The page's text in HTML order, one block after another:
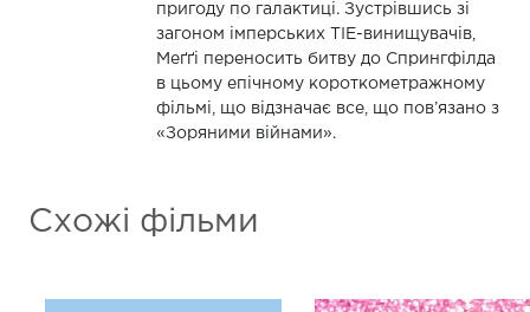
пригоду по галактиці. Зустрівшись зі
загоном імперських TIE-винищувачів,
Меґґі переносить битву до Спрингфілда
в цьому епічному короткометражному
фільмі, що відзначає все, що пов’язано з
«Зоряними війнами».
Схожі фільми